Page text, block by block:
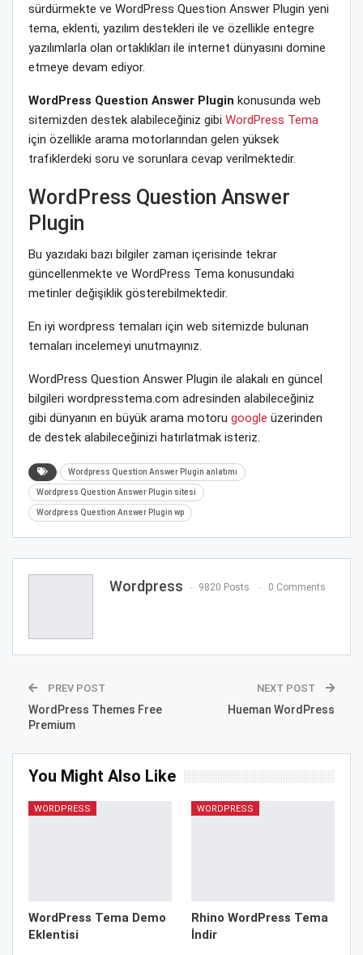
sürdürmekte ve WordPress Question Answer Plugin yeni
tema, eklenti, yazılım destekleri ile ve özellikle entegre
yazılımlarla olan ortaklıkları ile internet dünyasını domine
etmeye devam ediyor.
WordPress Question Answer Plugin konusunda web
sitemizden destek alabileceğiniz gibi WordPress Tema
için özellikle arama motorlarından gelen yüksek
trafiklerdeki soru ve sorunlara cevap verilmektedir.
WordPress Question Answer
Plugin
Bu yazıdaki bazı bilgiler zaman içerisinde tekrar
güncellenmekte ve WordPress Tema konusundaki
metinler değişiklik gösterebilmektedir.
En iyi wordpress temaları için web sitemizde bulunan
temaları incelemeyi unutmayınız.
WordPress Question Answer Plugin ile alakalı en güncel
bilgileri wordpresstema.com adresinden alabileceğiniz
gibi dünyanın en büyük arama motoru google üzerinden
de destek alabileceğinizi hatırlatmak isteriz.
Wordpress Question Answer Plugin anlatımı
Wordpress Question Answer Plugin sitesi
Wordpress Question Answer Plugin wp
Wordpress 9820 Posts 0 Comments
PREV POST
WordPress Themes Free
Premium
NEXT POST
Hueman WordPress
You Might Also Like
WORDPRESS
WordPress Tema Demo
Eklentisi
WORDPRESS
Rhino WordPress Tema
İndir